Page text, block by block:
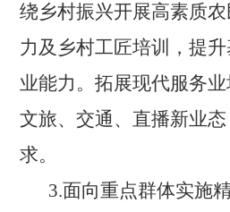
绕乡村振兴开展高素质
力及乡村工匠培训，提
业能力。拓展现代服务业
文旅、交通、直播新业
求。
3.面向重点群体实施